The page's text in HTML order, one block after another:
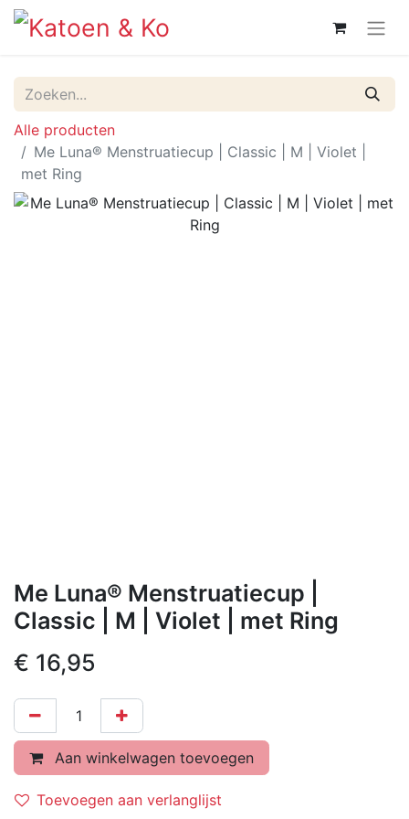
Alle producten
Me Luna® Menstruatiecup | Classic | M | Violet |
met Ring
Me Luna® Menstruatiecup |
Classic | M | Violet | met Ring
€ 16,95
Aan winkelwagen toevoegen
Toevoegen aan verlanglijst